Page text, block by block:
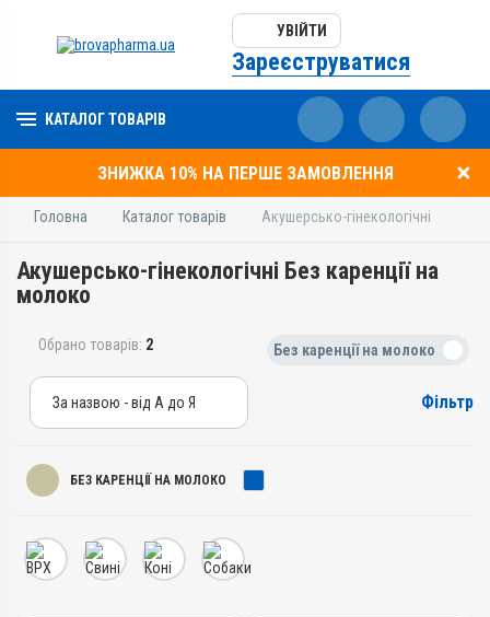
УВІЙТИ
Зареєструватися
КАТАЛОГ ТОВАРІВ
ЗНИЖКА 10% НА ПЕРШЕ ЗАМОВЛЕННЯ
Головна Каталог товарів Акушерсько-гінекологічні
Акушерсько-гінекологічні Без каренції на
молоко
Обрано товарів: 2 Без каренції на молоко
За назвою - від А до Я
За ціною – від дорогих
Фільтр
БЕЗ КАРЕНЦІЇ НА МОЛОКО